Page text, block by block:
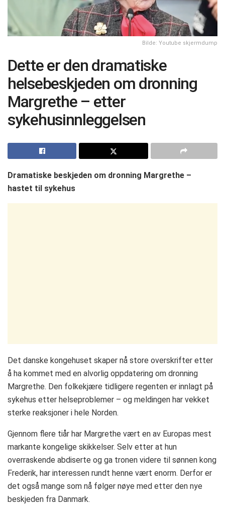
Bilde: Youtube skjermdump
Dette er den dramatiske
helsebeskjeden om dronning
Margrethe – etter
sykehusinnleggelsen
Dramatiske beskjeden om dronning Margrethe –
hastet til sykehus
Det danske kongehuset skaper nå store overskrifter etter
å ha kommet med en alvorlig oppdatering om dronning
Margrethe. Den folkekjære tidligere regenten er innlagt på
sykehus etter helseproblemer – og meldingen har vekket
sterke reaksjoner i hele Norden.
Gjennom flere tiår har Margrethe vært en av Europas mest
markante kongelige skikkelser. Selv etter at hun
overraskende abdiserte og ga tronen videre til sønnen kong
Frederik, har interessen rundt henne vært enorm. Derfor er
det også mange som nå følger nøye med etter den nye
beskjeden fra Danmark.